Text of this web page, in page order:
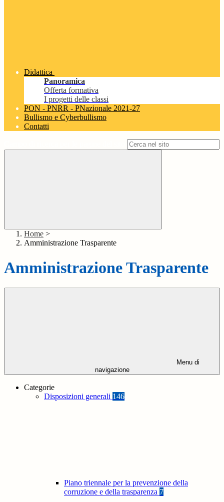
Didattica
Panoramica
Offerta formativa
I progetti delle classi
PON - PNRR - PNazionale 2021-27
Bullismo e Cyberbullismo
Contatti
Home >
Amministrazione Trasparente
Amministrazione Trasparente
Menu di
navigazione
Categorie
Disposizioni generali 146
Piano triennale per la prevenzione della
corruzione e della trasparenza 7